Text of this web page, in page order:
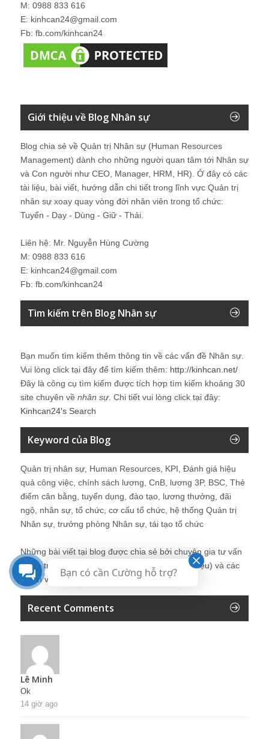
M: 0988 833 616
E: kinhcan24@gmail.com
Fb: fb.com/kinhcan24
Giới thiệu về Blog Nhân sự
Blog chia sẻ về Quản trị Nhân sự (Human Resources
Management) dành cho những người quan tâm tới Nhân sự
và Con người như CEO, Manager, HRM, HR). Ở đây có các
tài liệu, bài viết, hướng dẫn chi tiết trong lĩnh vực Quản trị
nhân sự xoay quay vòng đời nhân viên trong tổ chức:
Tuyển - Dạy - Dùng - Giữ - Thải.
Liên hệ: Mr. Nguyễn Hùng Cường
M: 0988 833 616
E: kinhcan24@gmail.com
Fb: fb.com/kinhcan24
Tìm kiếm trên Blog Nhân sự
Bạn muốn tìm kiếm thêm thông tin về các vấn đề Nhân sự.
Vui lòng click tại đây để tìm kiếm thêm: http://kinhcan.net/
Đây là công cụ tìm kiếm được tích hợp tìm kiếm khoảng 30
site chuyên về nhân sự. Chi tiết vui lòng click tại đây:
Kinhcan24′s Search
Keyword của Blog
Quản trị nhân sự, Human Resources, KPI, Đánh giá hiệu
quả công việc, chính sách lương, CnB, lương 3P, BSC, Thẻ
điểm cân bằng, tuyển dụng, đào tạo, lương thưởng, đãi
ngộ, nhân sự, tổ chức, cơ cấu tổ chức, hệ thống Quản trị
Nhân sự, trưởng phòng Nhân sự, tái tạo tổ chức
Những bài viết tại blog được chia sẻ bởi chuyên gia tư vấn
Quản trị Nhân sự Nguyễn Hùng Cường (
giới thiệu) và các
thành viên khác trong cộng đồng Nhân sự.
Recent Comments
Lê Minh
Ok
14 giờ ago
Bạn có cần Cường hỗ trợ?